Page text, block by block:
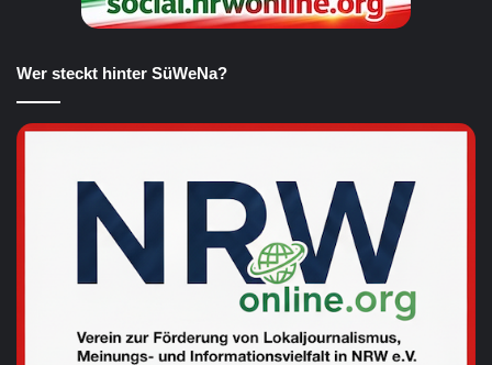
Wer steckt hinter SüWeNa?